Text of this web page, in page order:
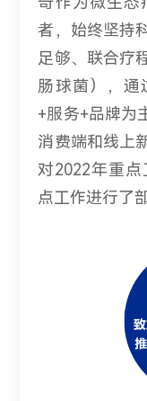
者，始终坚持
足够、联合疗
肠球菌），通
+服务+品牌为
消费端和线上
对2022年重
点工作进行了